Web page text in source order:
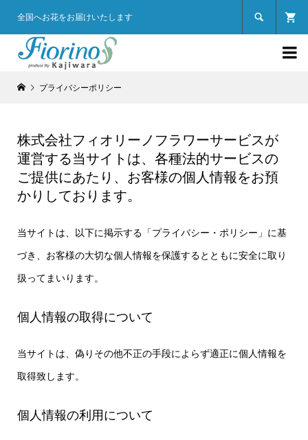
全国へお花をお届けいたします 

プライバシーポリシー
株式会社フィオリーノフラワーサービスが
運営する当サイトは、各種法的サービスの
ご提供にあたり、お客様の個人情報をお預
かりしております。
当サイトは、以下に掲示する「プライバシー・ポリシー」に基
づき、お客様の大切な個人情報を保護するとともに安全に取り
扱ってまいります。
個人情報の取得について
当サイトは、偽りその他不正の手段によらず適正に個人情報を
取得致します。
個人情報の利用について